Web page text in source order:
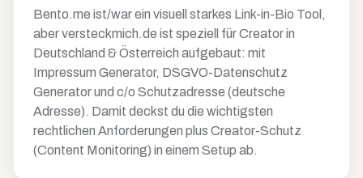
Bento.me ist/war ein visuell starkes Link-in-Bio Tool,
aber versteckmich.de ist speziell für Creator in
Deutschland & Österreich aufgebaut: mit
Impressum Generator, DSGVO-Datenschutz
Generator und c/o Schutzadresse (deutsche
Adresse). Damit deckst du die wichtigsten
rechtlichen Anforderungen plus Creator-Schutz
(Content Monitoring) in einem Setup ab.